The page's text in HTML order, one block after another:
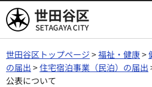
世田谷区
世田谷区トップページ >福祉・健康>
の届出 >住宅宿泊事業（民泊）の届出
公表について